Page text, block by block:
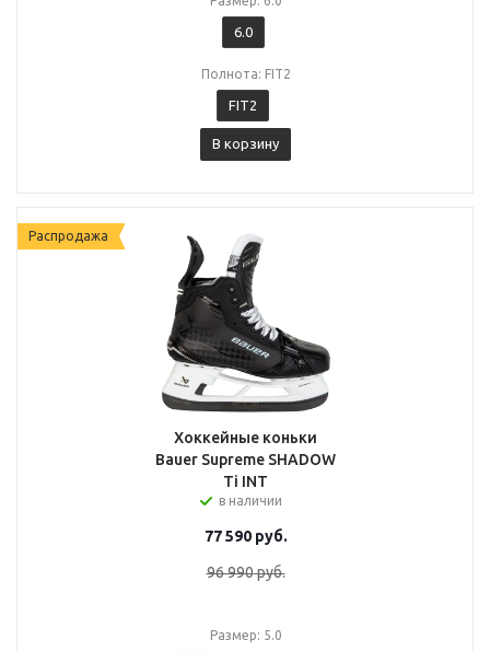
6.0
Полнота: FIT2
FIT2
В корзину
Распродажа
Хоккейные коньки
Bauer Supreme SHADOW
Ti INT
в наличии
77 590руб.
96 990руб.
Размер: 5.0